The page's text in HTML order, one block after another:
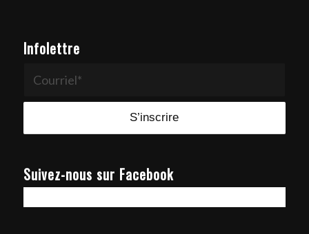
Infolettre
Suivez-nous sur Facebook